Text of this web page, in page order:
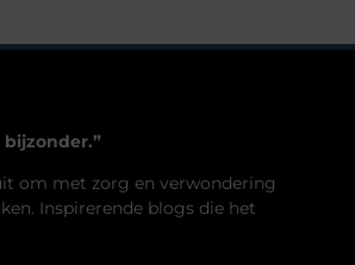
om met zorg en verwondering
Inspirerende blogs die het